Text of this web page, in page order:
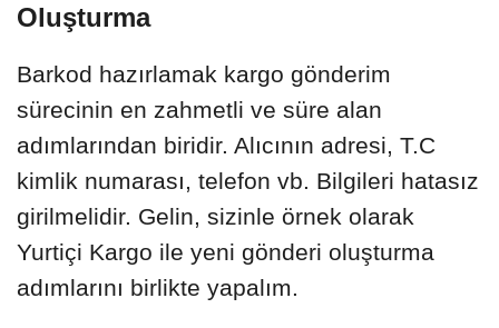
Oluşturma
Barkod hazırlamak kargo gönderim
sürecinin en zahmetli ve süre alan
adımlarından biridir. Alıcının adresi, T.C
kimlik numarası, telefon vb. Bilgileri hatasız
girilmelidir. Gelin, sizinle örnek olarak
Yurtiçi Kargo ile yeni gönderi oluşturma
adımlarını birlikte yapalım.